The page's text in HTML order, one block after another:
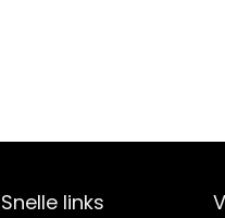
Snelle links